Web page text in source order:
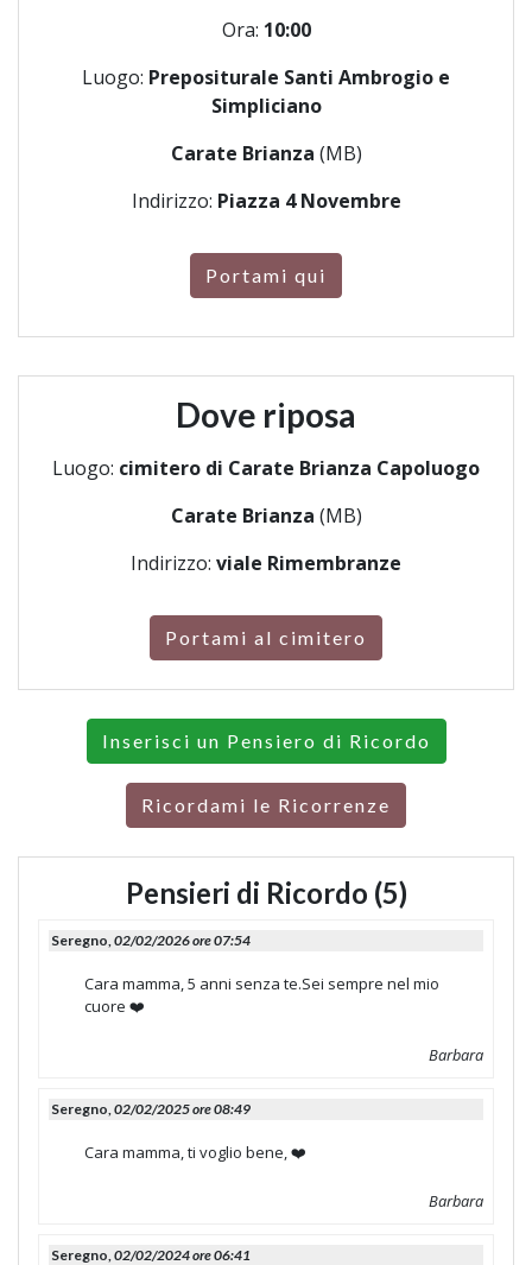
Ora: 10:00
Luogo: Prepositurale Santi Ambrogio e
Simpliciano
Carate Brianza (MB)
Indirizzo: Piazza 4 Novembre
Portami qui
Dove riposa
Luogo: cimitero di Carate Brianza Capoluogo
Carate Brianza (MB)
Indirizzo: viale Rimembranze
Portami al cimitero
Inserisci un Pensiero di Ricordo
Ricordami le Ricorrenze
Pensieri di Ricordo (5)
Seregno,02/02/2026 ore 07:54
Cara mamma, 5 anni senza te.Sei sempre nel mio
cuore ❤️
Barbara
Seregno,02/02/2025 ore 08:49
Cara mamma, ti voglio bene, ❤️
Barbara
Seregno,02/02/2024 ore 06:41